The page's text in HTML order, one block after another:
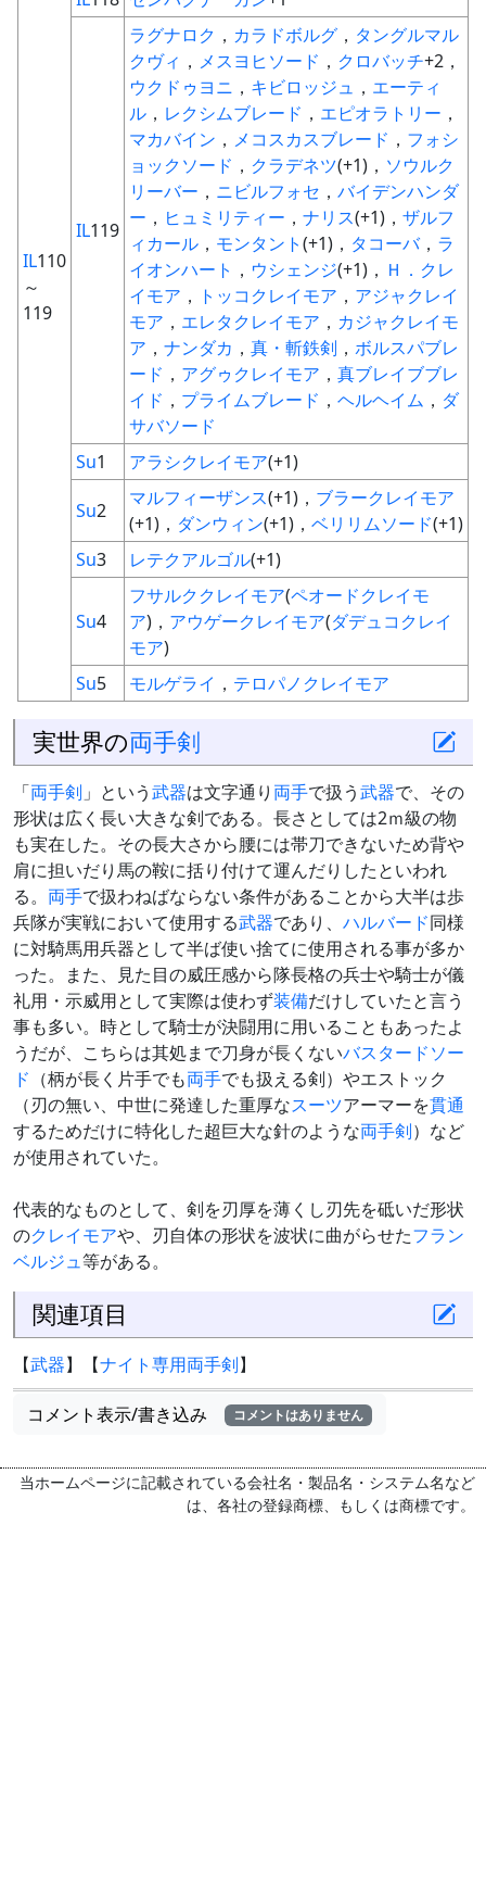
IL110
～
119
IL119
ラグナロク ， カラドボルグ ， タングルマル
クヴィ ， メスヨヒソード ， クロバッチ+2，
ウクドゥヨニ ， キビロッジュ ， エーティ
ル ， レクシムブレード ， エピオラトリー ，
マカバイン ， メコスカスブレード ， フォシ
ョックソード ， クラデネツ(+1)， ソウルク
リーバー ， ニビルフォセ ， バイデンハンダ
ー ， ヒュミリティー ， ナリス(+1)， ザルフ
ィカール ， モンタント(+1)， タコーバ， ラ
イオンハート ， ウシェンジ(+1)， Ｈ．クレ
イモア ， トッコクレイモア ， アジャクレイ
モア ， エレタクレイモア ， カジャクレイモ
ア ， ナンダカ ， 真・斬鉄剣 ， ボルスパブレ
ード ， アグゥクレイモア ， 真ブレイブブレ
イド ， プライムブレード ， ヘルヘイム ， ダ
サバソード
Su1 アラシクレイモア(+1)
Su2
マルフィーザンス(+1)， ブラークレイモア
(+1)， ダンウィン(+1)， ベリリムソード(+1)
Su3 レテクアルゴル(+1)
Su4
フサルククレイモア(ペオードクレイモ
ア)， アウゲークレイモア(ダデュコクレイ
モア)
Su5 モルゲライ ， テロパノクレイモア
実世界の両手剣
「両手剣 」という武器は文字通り 両手で扱う武器で、その
形状は広く長い大きな剣である。長さとしては2ｍ級の物
も実在した。その長大さから腰には帯刀できないため背や
肩に担いだり馬の鞍に括り付けて運んだりしたといわれ
る。 両手で扱わねばならない条件があることから大半は歩
兵隊が実戦において使用する武器であり、 ハルバード同様
に対騎馬用兵器として半ば使い捨てに使用される事が多か
った。また、見た目の威圧感から隊長格の兵士や騎士が儀
礼用・示威用として実際は使わず装備だけしていたと言う
事も多い。時として騎士が決闘用に用いることもあったよ
うだが、こちらは其処まで刀身が長くないバスタードソー
ド （柄が長く片手でも両手でも扱える剣）やエストック
（刃の無い、中世に発達した重厚なスーツアーマーを貫通
するためだけに特化した超巨大な針のような両手剣）など
が使用されていた。
代表的なものとして、剣を刃厚を薄くし刃先を砥いだ形状
のクレイモアや、刃自体の形状を波状に曲がらせたフラン
ベルジュ等がある。
関連項目
【武器】【ナイト専用両手剣】
コメント表示/書き込み コメントはありません
当ホームページに記載されている会社名・製品名・システム名など
は、各社の登録商標、もしくは商標です。